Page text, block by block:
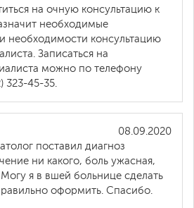
на очную консультацию к
необходимые
необходимости консультацию
Записаться на
можно по телефону
323-45-35.
08.09.2020
поставил диагноз
ни какого, боль ужасная,
я в вшей больнице сделать
оформить. Спасибо.